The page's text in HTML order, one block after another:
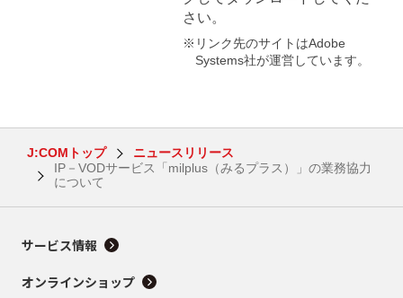
さい。
※リンク先のサイトはAdobe
Systems社が運営しています。
J:COMトップ
ニュースリリース
IP－VODサービス「milplus（みるプラス）」の業務協力
について
サービス情報
オンラインショップ